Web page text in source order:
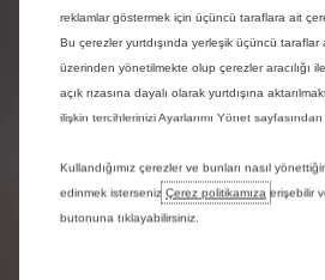
reklamlar göstermek için üçüncü taraflara ait
Bu çerezler yurtdışında yerleşik üçüncü taraflar
üzerinden yönetilmekte olup çerezler aracılığı
açık rızasına dayalı olarak yurtdışına
ilişkin tercihlerinizi Ayarlarımı Yönet
Kullandığımız çerezler ve bunları nasıl
edinmek isterseniz Çerez politikamıza erişebilir
butonuna tıklayabilirsiniz.